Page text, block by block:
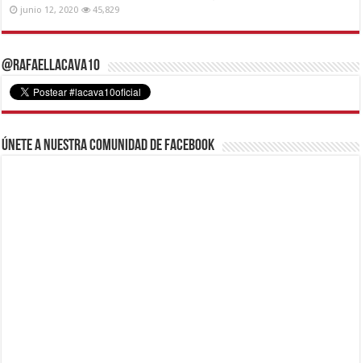
junio 12, 2020 45,829
@RafaelLacava10
Únete a nuestra comunidad de Facebook